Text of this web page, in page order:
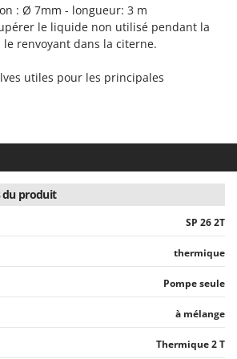
: Ø 7mm - longueur: 3 m
le liquide non utilisé pendant la
renvoyant dans la citerne.
utiles pour les principales
du produit
SP 26 2T
thermique
Pompe seule
à mélange
Thermique 2 T